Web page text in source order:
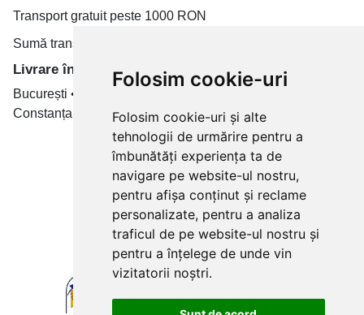
Folosim cookie-uri
Folosim cookie-uri și alte
tehnologii de urmărire pentru a
îmbunătăți experiența ta de
navigare pe website-ul nostru,
pentru afișa conținut și reclame
personalizate, pentru a analiza
traficul de pe website-ul nostru și
pentru a înțelege de unde vin
vizitatorii noștri.
Transport gratuit peste 1000 RON
Sumă transport de la 19.99 RON
Livrare în toate țară
București • Cluj-Napoca • Brașov • Timișoara • Iași •
Constanța • Craiova
Plăți cu card bancar prin